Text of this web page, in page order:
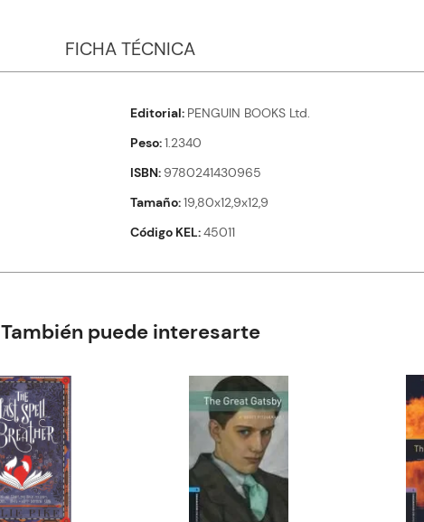
FICHA TÉCNICA
Editorial PENGUIN BOOKS Ltd.
Peso 1.2340
ISBN 9780241430965
Tamaño 19,80x12,9x12,9
Código KEL 45011
También puede interesarte